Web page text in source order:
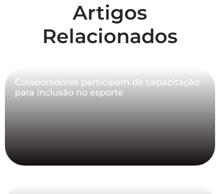
Artigos
Relacionados
Colaboradores participam de capacitação
para inclusão no esporte